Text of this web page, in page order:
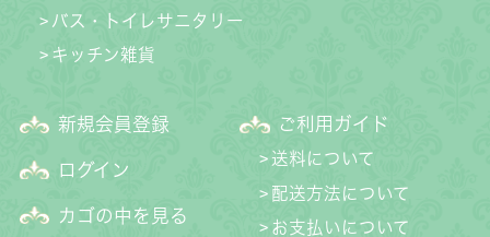
バス・トイレサニタリー
キッチン雑貨
新規会員登録
ログイン
カゴの中を見る
ご利用ガイド
送料について
配送方法について
お支払いについて